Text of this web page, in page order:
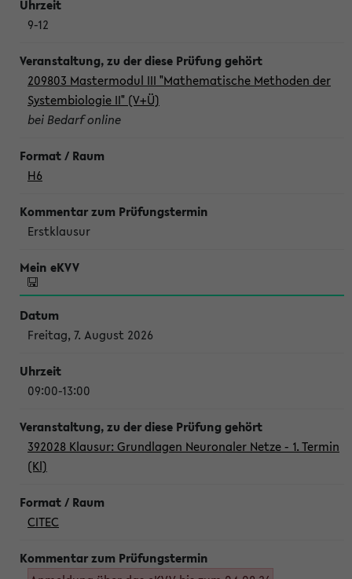
9-12
209803 Mastermodul III "Mathematische Methoden der
Systembiologie II" (V+Ü)
bei Bedarf online
H6
Erstklausur
Freitag, 7. August 2026
09:00-13:00
392028 Klausur: Grundlagen Neuronaler Netze - 1. Termin
(Kl)
CITEC